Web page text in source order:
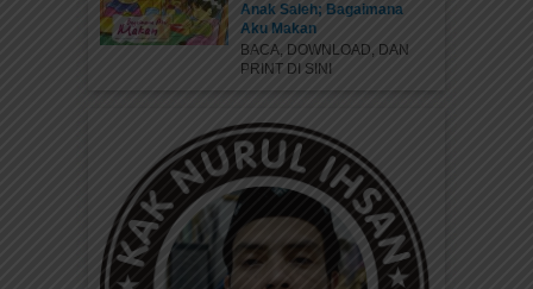
Anak Saleh; Bagaimana
Aku Makan
BACA, DOWNLOAD, DAN
PRINT DI SINI